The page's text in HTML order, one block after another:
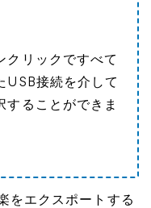
クリックですべて
USB接続を介して
することができま
をエクスポートする